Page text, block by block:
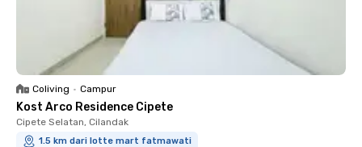
Coliving • Campur
Kost Arco Residence Cipete
Cipete Selatan, Cilandak
1.5 km dari lotte mart fatmawati